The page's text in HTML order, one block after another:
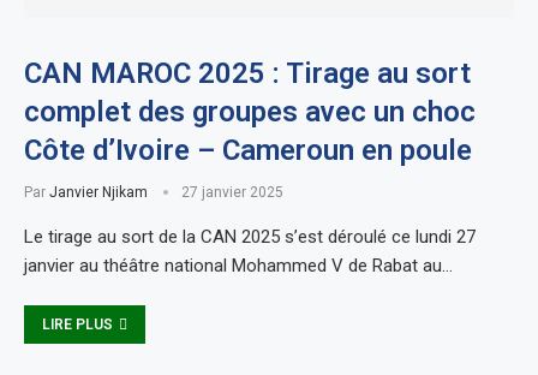
CAN MAROC 2025 : Tirage au sort
complet des groupes avec un choc
Côte d’Ivoire – Cameroun en poule
Par Janvier Njikam 27 janvier 2025
Le tirage au sort de la CAN 2025 s’est déroulé ce lundi 27
janvier au théâtre national Mohammed V de Rabat au…
LIRE PLUS